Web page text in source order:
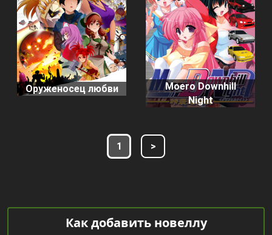
Оруженосец любви
Moero Downhill
Night
1 >
Как добавить новеллу